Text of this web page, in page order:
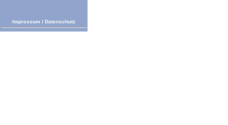
Impressum / Datenschutz